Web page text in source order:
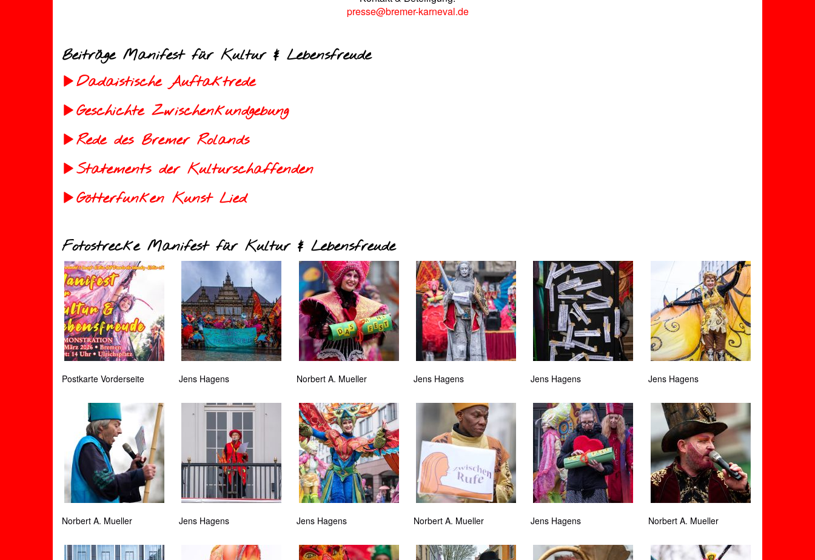
presse@bremer-karneval.de
Beiträge Manifest für Kultur & Lebensfreude
Dadaistische Auftaktrede
Geschichte Zwischenkundgebung
Rede des Bremer Rolands
Statements der Kulturschaffenden
Götterfunken Kunst Lied
Fotostrecke Manifest für Kultur & Lebensfreude
Postkarte Vorderseite Jens Hagens Norbert A. Mueller Jens Hagens Jens Hagens Jens Hagens
Norbert A. Mueller Jens Hagens Jens Hagens Norbert A. Mueller Jens Hagens Norbert A. Mueller